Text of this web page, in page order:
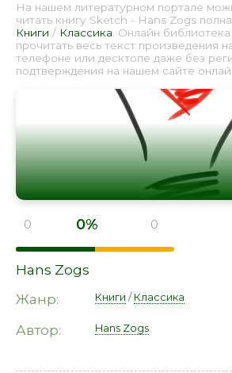
На нашем литературном портале
читать книгу Sketch - Hans Zogs
Книги / Классика . Онлайн
прочитать весь текст произведения
телефоне или десктопе даже без
подтверждения на нашем сайте
0 0% 0
Hans Zogs
Жанр:
Книги /Классика
Автор: Hans Zogs